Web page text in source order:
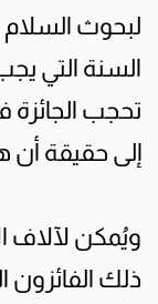
لبحوث السلام
السنة التي
تحجب الجائزة
إلى حقيقة أن
ويُمكن لآلاف
ذلك الفائزون